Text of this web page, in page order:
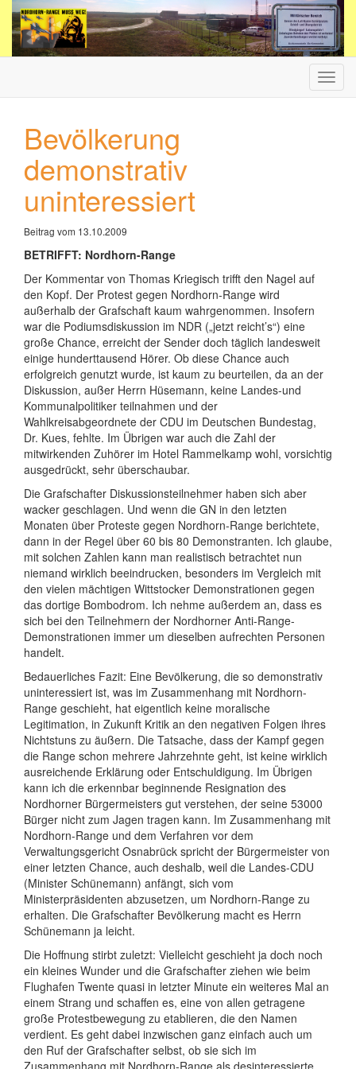
ein-/
Bevölkerung
demonstrativ
uninteressiert
Beitrag vom 13.10.2009
BETRIFFT: Nordhorn-Range
Der Kommentar von Thomas Kriegisch trifft den Nagel auf
den Kopf. Der Protest gegen Nordhorn-Range wird
außerhalb der Grafschaft kaum wahrgenommen. Insofern
war die Podiumsdiskussion im NDR („jetzt reicht’s“) eine
große Chance, erreicht der Sender doch täglich landesweit
einige hunderttausend Hörer. Ob diese Chance auch
erfolgreich genutzt wurde, ist kaum zu beurteilen, da an der
Diskussion, außer Herrn Hüsemann, keine Landes-und
Kommunalpolitiker teilnahmen und der
Wahlkreisabgeordnete der CDU im Deutschen Bundestag,
Dr. Kues, fehlte. Im Übrigen war auch die Zahl der
mitwirkenden Zuhörer im Hotel Rammelkamp wohl, vorsichtig
ausgedrückt, sehr überschaubar.
Die Grafschafter Diskussionsteilnehmer haben sich aber
wacker geschlagen. Und wenn die GN in den letzten
Monaten über Proteste gegen Nordhorn-Range berichtete,
dann in der Regel über 60 bis 80 Demonstranten. Ich glaube,
mit solchen Zahlen kann man realistisch betrachtet nun
niemand wirklich beeindrucken, besonders im Vergleich mit
den vielen mächtigen Wittstocker Demonstrationen gegen
das dortige Bombodrom. Ich nehme außerdem an, dass es
sich bei den Teilnehmern der Nordhorner Anti-Range-
Demonstrationen immer um dieselben aufrechten Personen
handelt.
Bedauerliches Fazit: Eine Bevölkerung, die so demonstrativ
uninteressiert ist, was im Zusammenhang mit Nordhorn-
Range geschieht, hat eigentlich keine moralische
Legitimation, in Zukunft Kritik an den negativen Folgen ihres
Nichtstuns zu äußern. Die Tatsache, dass der Kampf gegen
die Range schon mehrere Jahrzehnte geht, ist keine wirklich
ausreichende Erklärung oder Entschuldigung. Im Übrigen
kann ich die erkennbar beginnende Resignation des
Nordhorner Bürgermeisters gut verstehen, der seine 53000
Bürger nicht zum Jagen tragen kann. Im Zusammenhang mit
Nordhorn-Range und dem Verfahren vor dem
Verwaltungsgericht Osnabrück spricht der Bürgermeister von
einer letzten Chance, auch deshalb, weil die Landes-CDU
(Minister Schünemann) anfängt, sich vom
Ministerpräsidenten abzusetzen, um Nordhorn-Range zu
erhalten. Die Grafschafter Bevölkerung macht es Herrn
Schünemann ja leicht.
Die Hoffnung stirbt zuletzt: Vielleicht geschieht ja doch noch
ein kleines Wunder und die Grafschafter ziehen wie beim
Flughafen Twente quasi in letzter Minute ein weiteres Mal an
einem Strang und schaffen es, eine von allen getragene
große Protestbewegung zu etablieren, die den Namen
verdient. Es geht dabei inzwischen ganz einfach auch um
den Ruf der Grafschafter selbst, ob sie sich im